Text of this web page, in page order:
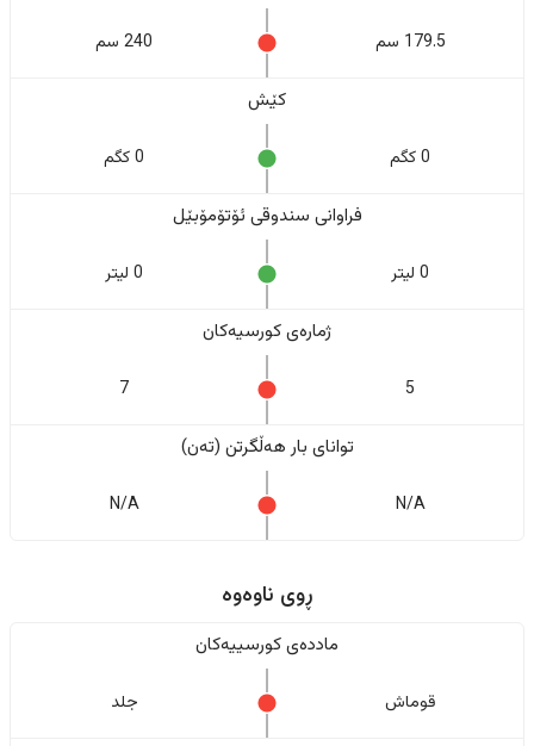
179.5 سم 240 سم
کێش
0 کگم 0 کگم
فراوانی سندوقی ئۆتۆمۆبێل
0 لیتر 0 لیتر
ژمارەی کورسیەکان
5
7
تواناى بار هەڵگرتن (تەن)
N/A
N/A
ڕوی ناوەوە
ماددەی کورسییەکان
قوماش جلد